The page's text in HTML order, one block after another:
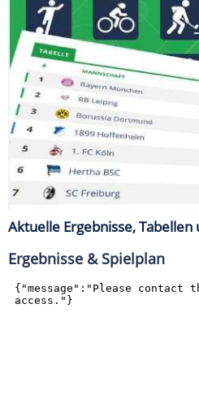
Aktuelle Ergebnisse, Tabellen
Ergebnisse & Spielplan